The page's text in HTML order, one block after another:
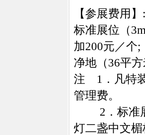
【参展费用】:
标准展位（
加200元／个;
净地（36平
注 1．凡特
管理费。
2．标准展
灯二盏中文